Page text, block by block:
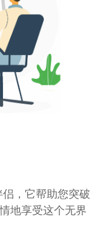
，它帮助您突破
地享受这个无界